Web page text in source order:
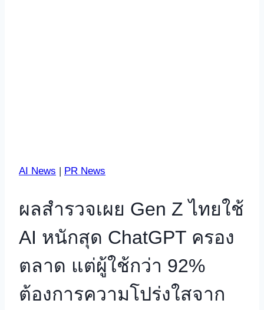
AI News | PR News
ผลสำรวจเผย Gen Z ไทยใช้
AI หนักสุด ChatGPT ครอง
ตลาด แต่ผู้ใช้กว่า 92%
ต้องการความโปร่งใสจาก